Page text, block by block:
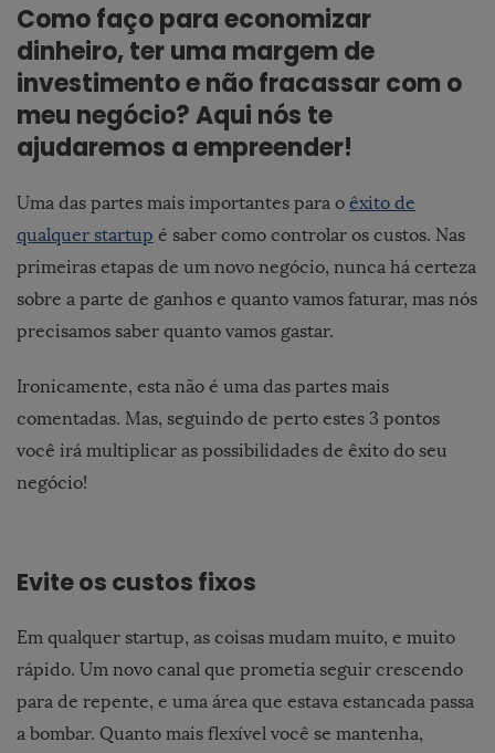
Como faço para economizar
dinheiro, ter uma margem de
investimento e não fracassar com o
meu negócio? Aqui nós te
ajudaremos a empreender!
Uma das partes mais importantes para o êxito de
qualquer startup é saber como controlar os custos. Nas
primeiras etapas de um novo negócio, nunca há certeza
sobre a parte de ganhos e quanto vamos faturar, mas nós
precisamos saber quanto vamos gastar.
Ironicamente, esta não é uma das partes mais
comentadas. Mas, seguindo de perto estes 3 pontos
você irá multiplicar as possibilidades de êxito do seu
negócio!
Evite os custos fixos
Em qualquer startup, as coisas mudam muito, e muito
rápido. Um novo canal que prometia seguir crescendo
para de repente, e uma área que estava estancada passa
a bombar. Quanto mais flexível você se mantenha,